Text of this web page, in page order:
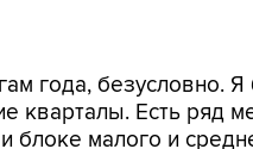
года, безусловно. Я
кварталы. Есть ряд
блоке малого и